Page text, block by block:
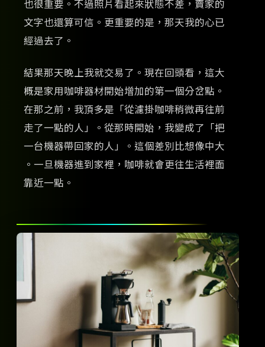
也很重要。不過照片看起來狀態不差，賣家的
文字也還算可信。更重要的是，那天我的心已
經過去了。
結果那天晚上我就交易了。現在回頭看，這大
概是家用咖啡器材開始增加的第一個分岔點。
在那之前，我頂多是「從濾掛咖啡稍微再往前
走了一點的人」。從那時開始，我變成了「把
一台機器帶回家的人」。這個差別比想像中大
。一旦機器進到家裡，咖啡就會更往生活裡面
靠近一點。